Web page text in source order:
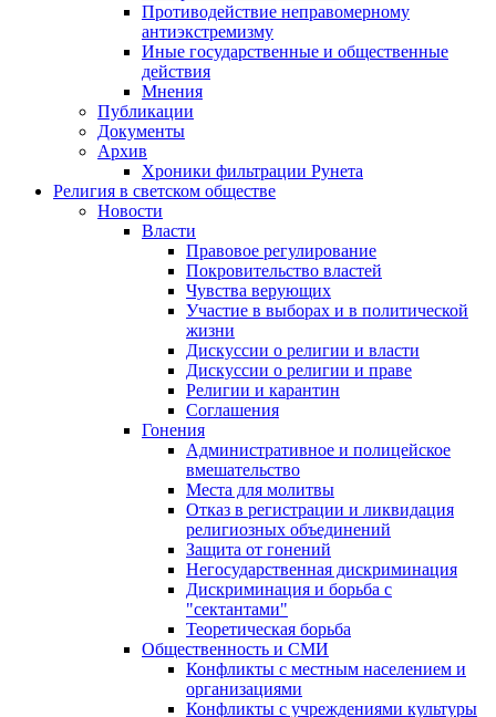
Противодействие неправомерному
антиэкстремизму
Иные государственные и общественные
действия
Мнения
Публикации
Документы
Архив
Хроники фильтрации Рунета
Религия в светском обществе
Новости
Власти
Правовое регулирование
Покровительство властей
Чувства верующих
Участие в выборах и в политической
жизни
Дискуссии о религии и власти
Дискуссии о религии и праве
Религии и карантин
Соглашения
Гонения
Административное и полицейское
вмешательство
Места для молитвы
Отказ в регистрации и ликвидация
религиозных объединений
Защита от гонений
Негосударственная дискриминация
Дискриминация и борьба с
"сектантами"
Теоретическая борьба
Общественность и СМИ
Конфликты с местным населением и
организациями
Конфликты с учреждениями культуры